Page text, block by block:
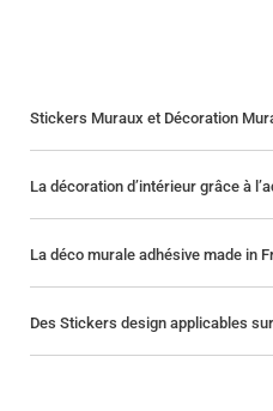
Stickers Muraux et Décoration
La décoration d’intérieur grâce à
La déco murale adhésive made in
Des Stickers design applicables